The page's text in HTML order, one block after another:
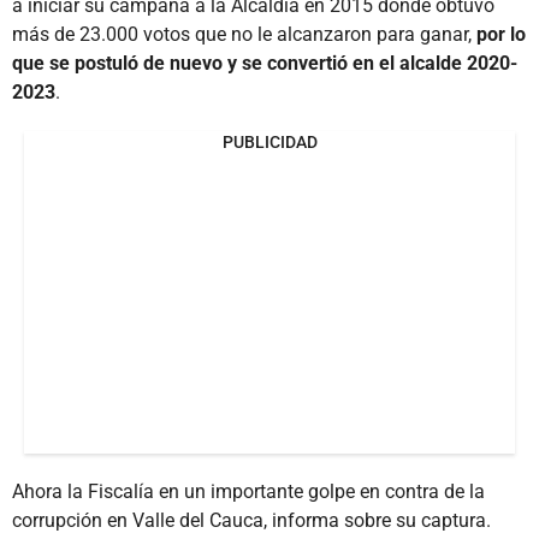
a iniciar su campaña a la Alcaldía en 2015 donde obtuvo
más de 23.000 votos que no le alcanzaron para ganar, por lo
que se postuló de nuevo y se convertió en el alcalde 2020-
2023.
PUBLICIDAD
Ahora la Fiscalía en un importante golpe en contra de la
corrupción en Valle del Cauca, informa sobre su captura.